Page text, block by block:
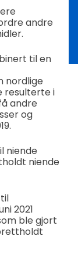
andre
til en
nordlige
resulterte i
andre
og
niende
niende
2021
ble gjort